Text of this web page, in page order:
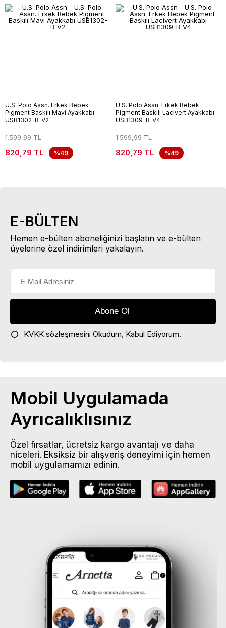
U.S. Polo Assn. Erkek Bebek
Pigment Baskılı Mavi Ayakkabı
USB1302-B-V2
1.599,99 TL
820,79 TL %49
U.S. Polo Assn. Erkek Bebek
Pigment Baskılı Lacivert Ayakkabı
USB1309-B-V4
1.599,99 TL
820,79 TL %49
E-BÜLTEN
Hemen e-bülten aboneliğinizi başlatın ve e-bülten
üyelerine özel indirimleri yakalayın.
KVKK sözleşmesini Okudum, Kabul Ediyorum.
Mobil Uygulamada
Ayrıcalıklısınız
Özel fırsatlar, ücretsiz kargo avantajı ve daha
niceleri. Eksiksiz bir alışveriş deneyimi için hemen
mobil uygulamamızı edinin.